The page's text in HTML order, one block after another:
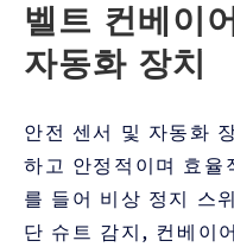
벨트 컨베이
자동화 장치
안전 센서 및 자동화
하고 안정적이며 효
를 들어 비상 정지 스
단 슈트 감지, 컨베이